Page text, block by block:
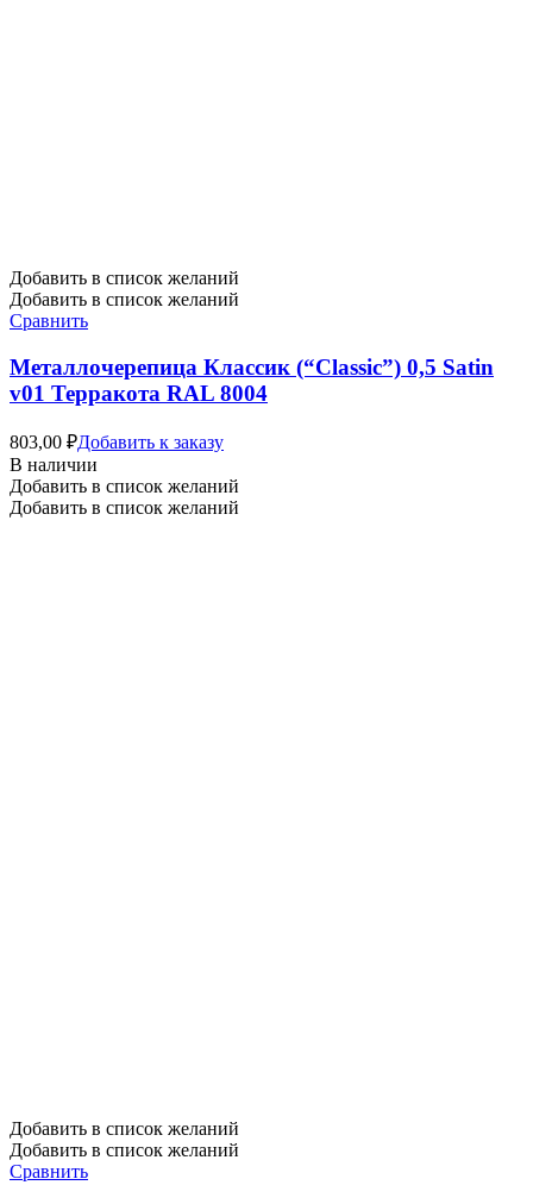
Добавить в список желаний
Добавить в список желаний
Сравнить
Металлочерепица Классик (“Classic”) 0,5 Satin
v01 Терракота RAL 8004
803,00 ₽Добавить к заказу
В наличии
Добавить в список желаний
Добавить в список желаний
Добавить в список желаний
Добавить в список желаний
Сравнить